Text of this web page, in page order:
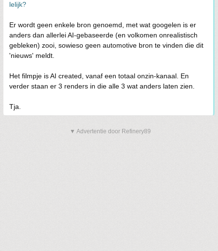
lelijk?
Er wordt geen enkele bron genoemd, met wat googelen is er
anders dan allerlei AI-gebaseerde (en volkomen onrealistisch
gebleken) zooi, sowieso geen automotive bron te vinden die dit
'nieuws' meldt.
Het filmpje is AI created, vanaf een totaal onzin-kanaal. En
verder staan er 3 renders in die alle 3 wat anders laten zien.
Tja.
▼ Advertentie door Refinery89